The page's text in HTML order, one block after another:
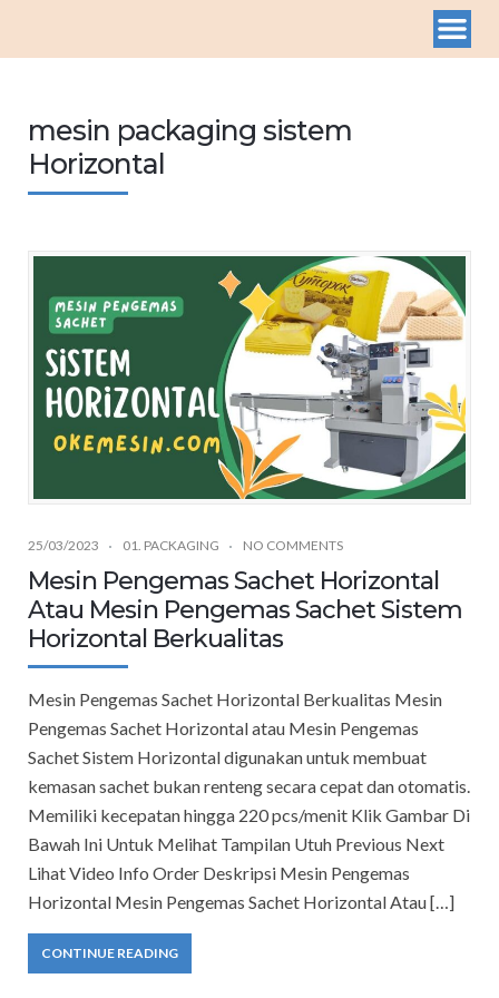
mesin packaging sistem
Horizontal
25/03/2023 01. PACKAGING NO COMMENTS
Mesin Pengemas Sachet Horizontal
Atau Mesin Pengemas Sachet Sistem
Horizontal Berkualitas
Mesin Pengemas Sachet Horizontal Berkualitas Mesin
Pengemas Sachet Horizontal atau Mesin Pengemas
Sachet Sistem Horizontal digunakan untuk membuat
kemasan sachet bukan renteng secara cepat dan otomatis.
Memiliki kecepatan hingga 220 pcs/menit Klik Gambar Di
Bawah Ini Untuk Melihat Tampilan Utuh Previous Next
Lihat Video Info Order Deskripsi Mesin Pengemas
Horizontal Mesin Pengemas Sachet Horizontal Atau […]
CONTINUE READING